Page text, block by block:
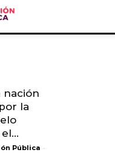
nación
la
Pública -